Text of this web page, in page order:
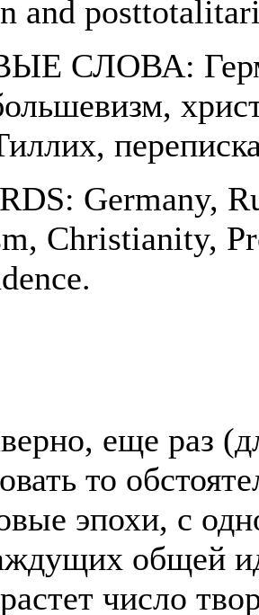
and
СЛОВА:
Germany,
Christianity,
еще раз
то
эпохи, с
общей
число